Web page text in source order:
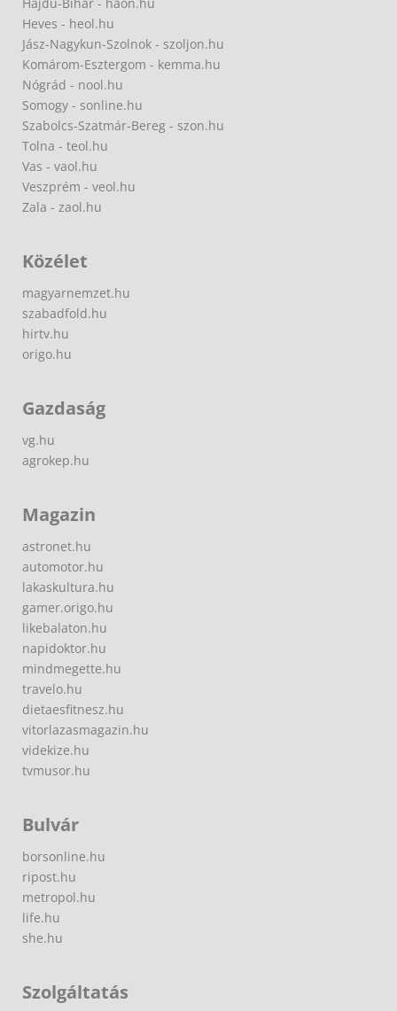
Heves - heol.hu
Jász-Nagykun-Szolnok - szoljon.hu
Komárom-Esztergom - kemma.hu
Nógrád - nool.hu
Somogy - sonline.hu
Szabolcs-Szatmár-Bereg - szon.hu
Tolna - teol.hu
Vas - vaol.hu
Veszprém - veol.hu
Zala - zaol.hu
Közélet
magyarnemzet.hu
szabadfold.hu
hirtv.hu
origo.hu
Gazdaság
vg.hu
agrokep.hu
Magazin
astronet.hu
automotor.hu
lakaskultura.hu
gamer.origo.hu
likebalaton.hu
napidoktor.hu
mindmegette.hu
travelo.hu
dietaesfitnesz.hu
vitorlazasmagazin.hu
videkize.hu
tvmusor.hu
Bulvár
borsonline.hu
ripost.hu
metropol.hu
life.hu
she.hu
Szolgáltatás